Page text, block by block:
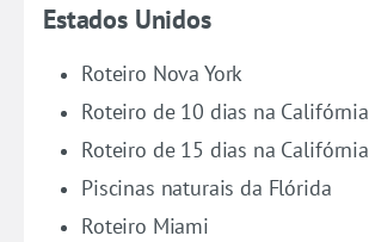
Estados Unidos
Roteiro Nova York
Roteiro de 10 dias na Califórnia
Roteiro de 15 dias na Califórnia
Piscinas naturais da Flórida
Roteiro Miami